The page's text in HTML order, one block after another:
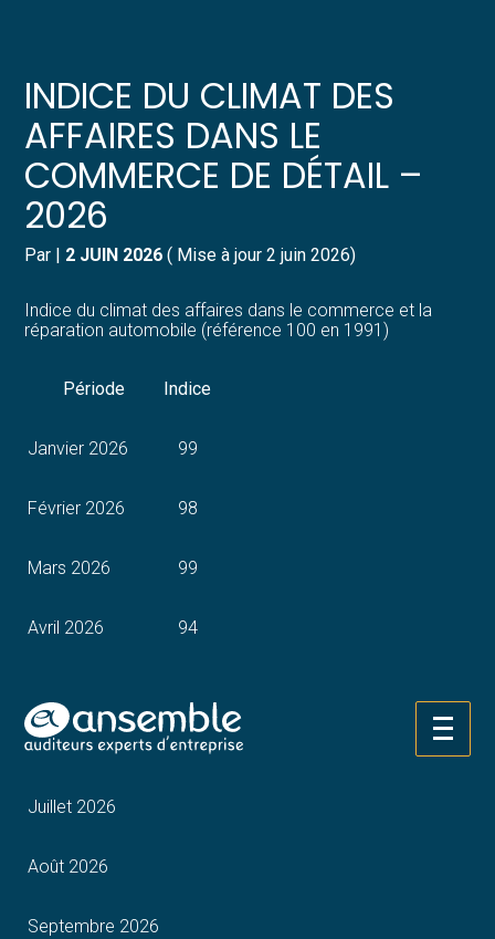
Aller
au
Gérer votre quotidien
Piloter votre entreprise
Développer votre entreprise
Structurer votre croissance
Être prêt pour la facturation
Suivre votre comptabilité
Gérer vos ressources humaines
Dématérialiser vos documents
INDICE DU CLIMAT DES
AFFAIRES DANS LE
COMMERCE DE DÉTAIL –
2026
Par | 2 JUIN 2026 ( Mise à jour 2 juin 2026)
Indice du climat des affaires dans le commerce et la
réparation automobile (référence 100 en 1991)
Période Indice
Janvier 2026 99
Février 2026 98
Mars 2026 99
Avril 2026 94
Juin 2026
Juillet 2026
Août 2026
Septembre 2026